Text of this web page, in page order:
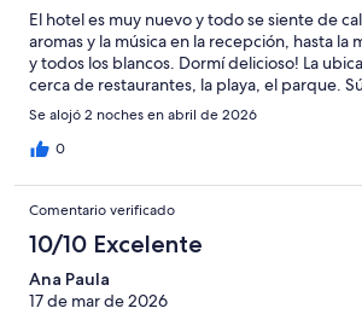
El hotel es muy nuevo y todo se siente de
aromas y la música en la recepción, hasta la
y todos los blancos. Dormí delicioso! La
cerca de restaurantes, la playa, el parque.
Se alojó 2 noches en abril de 2026
0
Comentario verificado
10/10 Excelente
Ana Paula
17 de mar de 2026